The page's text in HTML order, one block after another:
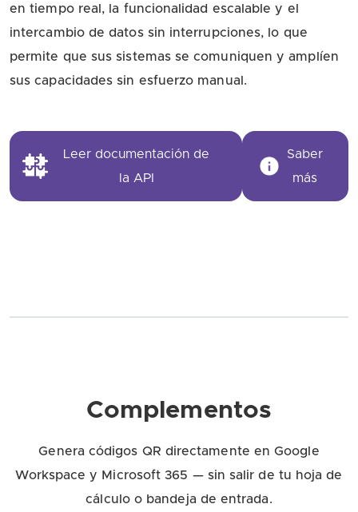
en tiempo real, la funcionalidad escalable y el
intercambio de datos sin interrupciones, lo que
permite que sus sistemas se comuniquen y amplíen
sus capacidades sin esfuerzo manual.
Leer documentación de
la API
Saber
más
Complementos
Genera códigos QR directamente en Google
Workspace y Microsoft 365 — sin salir de tu hoja de
cálculo o bandeja de entrada.